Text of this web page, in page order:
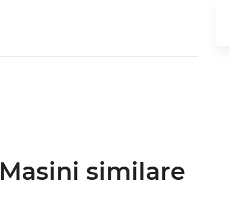
Masini similare